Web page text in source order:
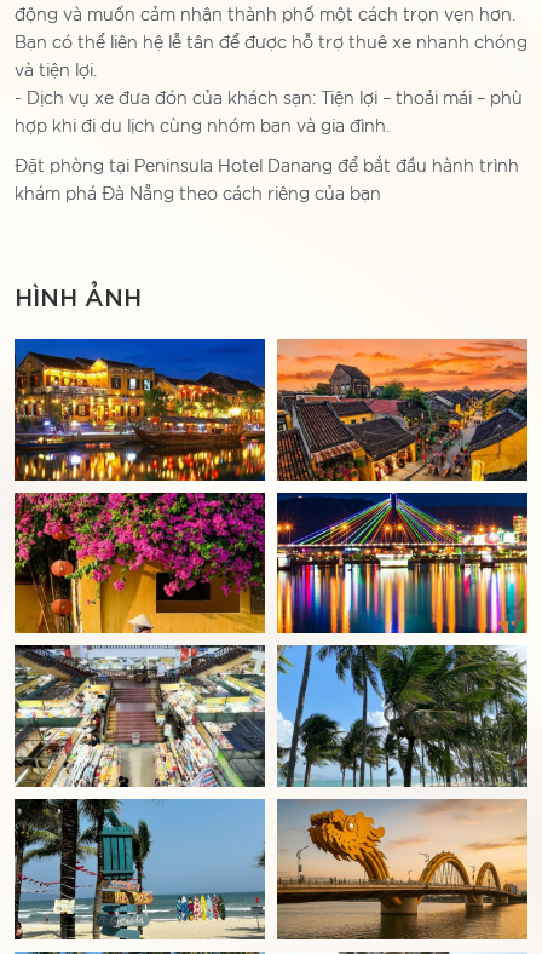
động và muốn cảm nhận thành phố một cách trọn vẹn hơn.
Bạn có thể liên hệ lễ tân để được hỗ trợ thuê xe nhanh chóng
và tiện lợi.
- Dịch vụ xe đưa đón của khách sạn: Tiện lợi – thoải mái – phù
hợp khi đi du lịch cùng nhóm bạn và gia đình.
Đặt phòng tại Peninsula Hotel Danang để bắt đầu hành trình
khám phá Đà Nẵng theo cách riêng của bạn
HÌNH ẢNH